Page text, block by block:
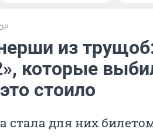
из
которые
стоило
стала для них